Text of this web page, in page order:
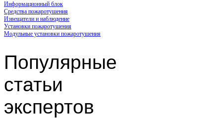
Информационный блок
Средства пожаротушения
Извещатели и наблюдение
Установки пожаротушения
Модульные установки пожаротушения
Популярные
статьи
экспертов